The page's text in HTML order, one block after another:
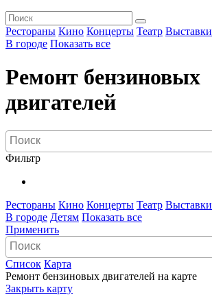
Рестораны Кино Концерты Театр Выставки
В городе Показать все
Ремонт бензиновых
двигателей
Фильтр
Рестораны Кино Концерты Театр Выставки
В городе Детям Показать все
Применить
Список Карта
Ремонт бензиновых двигателей на карте
Закрыть карту